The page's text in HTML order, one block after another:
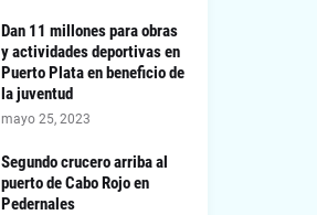
Dan 11 millones para obras
y actividades deportivas en
Puerto Plata en beneficio de
la juventud
mayo 25, 2023
Segundo crucero arriba al
puerto de Cabo Rojo en
Pedernales